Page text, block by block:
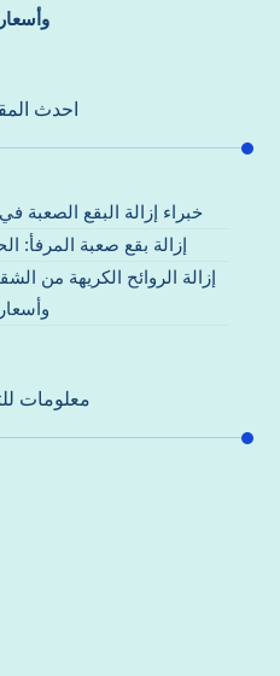
احدث
خبراء إزالة البقع الصعبة
إزالة بقع صعبة المرفأ:
إزالة الروائح الكريهة من
معلومات